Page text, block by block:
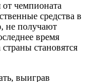
чемпионата
средства в
не получают
время
становятся
выиграв